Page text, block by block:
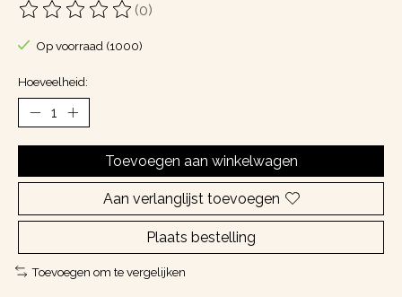
De beoordeling van dit product is
(0)
Op voorraad (1000)
Hoeveelheid:
Toevoegen aan winkelwagen
Aan verlanglijst toevoegen
Plaats bestelling
Toevoegen om te vergelijken